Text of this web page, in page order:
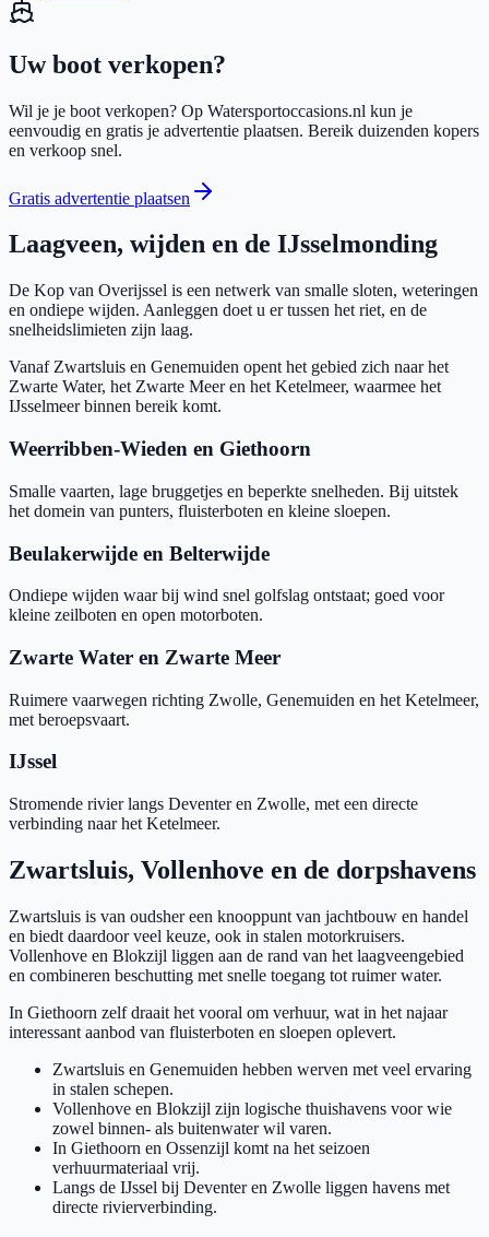
Uwboot verkopen?
Wil je je boot verkopen? Op Watersportoccasions.nl kun je
eenvoudig en gratis je advertentie plaatsen. Bereik duizenden kopers
en verkoop snel.
Gratis advertentie plaatsen
Laagveen, wijden en de IJsselmonding
De Kop van Overijssel is een netwerk van smalle sloten, weteringen
en ondiepe wijden. Aanleggen doet u er tussen het riet, en de
snelheidslimieten zijn laag.
Vanaf Zwartsluis en Genemuiden opent het gebied zich naar het
Zwarte Water, het Zwarte Meer en het Ketelmeer, waarmee het
IJsselmeer binnen bereik komt.
Weerribben-Wieden en Giethoorn
Smalle vaarten, lage bruggetjes en beperkte snelheden. Bij uitstek
het domein van punters, fluisterboten en kleine sloepen.
Beulakerwijde en Belterwijde
Ondiepe wijden waar bij wind snel golfslag ontstaat; goed voor
kleine zeilboten en open motorboten.
Zwarte Water en Zwarte Meer
Ruimere vaarwegen richting Zwolle, Genemuiden en het Ketelmeer,
met beroepsvaart.
IJssel
Stromende rivier langs Deventer en Zwolle, met een directe
verbinding naar het Ketelmeer.
Zwartsluis, Vollenhove en de dorpshavens
Zwartsluis is van oudsher een knooppunt van jachtbouw en handel
en biedt daardoor veel keuze, ook in stalen motorkruisers.
Vollenhove en Blokzijl liggen aan de rand van het laagveengebied
en combineren beschutting met snelle toegang tot ruimer water.
In Giethoorn zelf draait het vooral om verhuur, wat in het najaar
interessant aanbod van fluisterboten en sloepen oplevert.
Zwartsluis en Genemuiden hebben werven met veel ervaring
in stalen schepen.
Vollenhove en Blokzijl zijn logische thuishavens voor wie
zowel binnen- als buitenwater wil varen.
In Giethoorn en Ossenzijl komt na het seizoen
verhuurmateriaal vrij.
Langs de IJssel bij Deventer en Zwolle liggen havens met
directe rivierverbinding.